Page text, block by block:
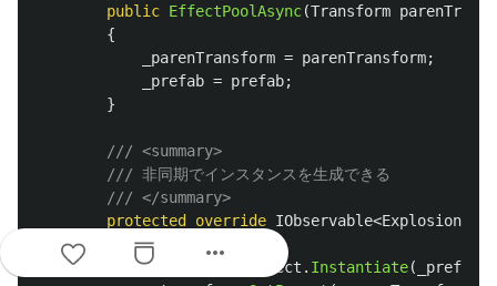
public EffectPoolAsync(Transform
{
_parenTransform = parenTransform;
_prefab = prefab;
}
/// <summary>
/// 非同期でインスタンスを生成できる
/// </summary>
protected
override IObservable<
var
GameObject . Instantiate( _prefab
more_horiz